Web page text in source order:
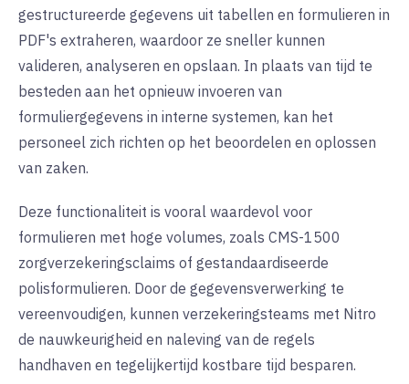
gestructureerde gegevens uit tabellen en formulieren in
PDF's extraheren, waardoor ze sneller kunnen
valideren, analyseren en opslaan. In plaats van tijd te
besteden aan het opnieuw invoeren van
formuliergegevens in interne systemen, kan het
personeel zich richten op het beoordelen en oplossen
van zaken.
Deze functionaliteit is vooral waardevol voor
formulieren met hoge volumes, zoals CMS-1500
zorgverzekeringsclaims of gestandaardiseerde
polisformulieren. Door de gegevensverwerking te
vereenvoudigen, kunnen verzekeringsteams met Nitro
de nauwkeurigheid en naleving van de regels
handhaven en tegelijkertijd kostbare tijd besparen.